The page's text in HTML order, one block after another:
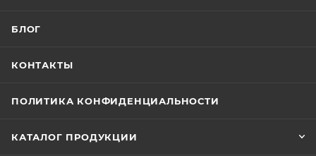
БЛОГ
КОНТАКТЫ
ПОЛИТИКА КОНФИДЕНЦИАЛЬНОСТИ
КАТАЛОГ ПРОДУКЦИИ